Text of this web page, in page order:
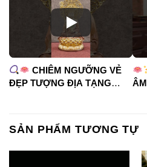
CHIÊM NGƯỠNG VẺ
ĐẸP TƯỢNG ĐỊA TẠNG
#tuongphat
#diatangvuongbotat
SẢN PHẨM TƯƠNG TỰ